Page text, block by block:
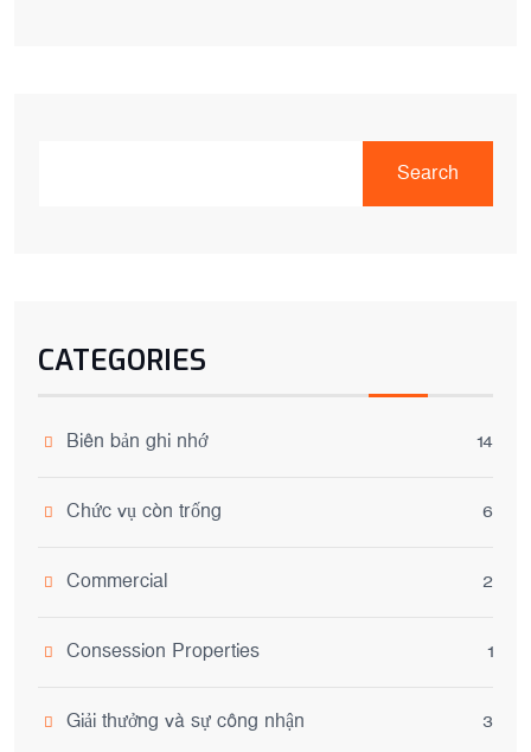
Search
CATEGORIES
Biên bản ghi nhớ 14
Chức vụ còn trống 6
Commercial 2
Consession Properties 1
Giải thưởng và sự công nhận 3